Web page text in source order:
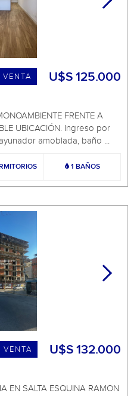
U$S 125.000
VENTA
FRENTE A
UBICACIÓN. Ingreso por
amoblada, baño ...
1 BAÑOS
U$S 132.000
VENTA
EN SALTA ESQUINA RAMON